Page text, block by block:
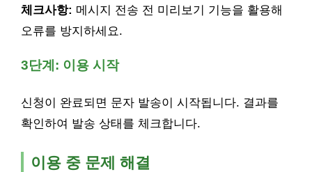
체크사항: 메시지 전송 전 미리보기 기능을 활용해
오류를 방지하세요.
3단계: 이용 시작
신청이 완료되면 문자 발송이 시작됩니다. 결과를
확인하여 발송 상태를 체크합니다.
이용 중 문제 해결